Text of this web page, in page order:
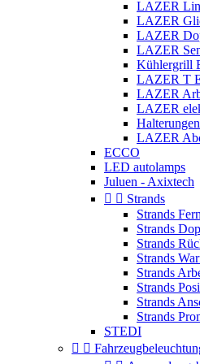
LAZER
LAZER
LAZER
LAZER
Kühlergrill
LAZER T
LAZER
LAZER
LAZER
ECCO
LED autolamps
Juluen - Axixtech
  Strands
Strands
Strands
Strands
Strands
Strands
Strands
Strands
Strands
STEDI
 